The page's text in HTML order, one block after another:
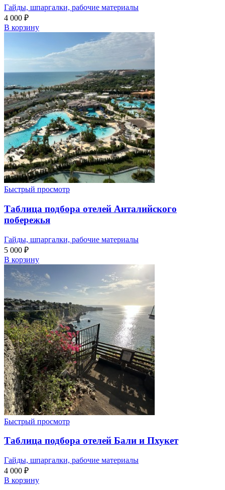
Гайды, шпаргалки, рабочие материалы
4 000 ₽
В корзину
Быстрый просмотр
Таблица подбора отелей Анталийского
побережья
Гайды, шпаргалки, рабочие материалы
5 000 ₽
В корзину
Быстрый просмотр
Таблица подбора отелей Бали и Пхукет
Гайды, шпаргалки, рабочие материалы
4 000 ₽
В корзину